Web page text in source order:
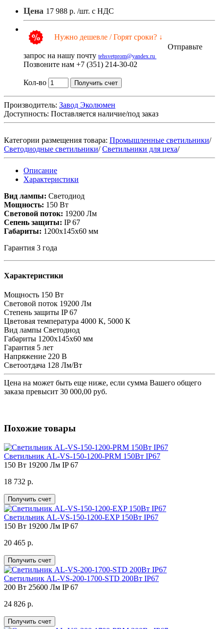
Цена 17 988 р. /шт. с НДС
Нужно дешевле / Горят сроки? ↓
Отправьте
запрос на нашу почту tehsvetprom@yandex.ru
Позвоните нам +7 (351) 214-30-02
Кол-во Получить счет
Производитель: Завод Эколюмен
Доступность: Поставляется наличие/под заказ
Категории размещения товара: Промышленные светильники/
Светодиодные светильники/Светильники для цеха/
Описание
Характеристики
Вид лампы: Светодиод
Мощность: 150 Вт
Световой поток: 19200 Лм
Сепень защиты: IP 67
Габариты: 1200x145x60 мм
Гарантия 3 года
Характеристики
Мощность 150 Вт
Световой поток 19200 Лм
Степень защиты IP 67
Цветовая температура 4000 К, 5000 К
Вид лампы Светодиод
Габариты 1200x145x60 мм
Гарантия 5 лет
Напряжение 220 В
Светоотдача 128 Лм/Вт
Цена на может быть еще ниже, если сумма Вашего общего
заказа превысит 30 000,00 руб.
Похожие товары
Светильник AL-VS-150-1200-PRM 150Вт IP67
150 Вт 19200 Лм IP 67
18 732 р.
Получить счет
Светильник AL-VS-150-1200-EXP 150Вт IP67
150 Вт 19200 Лм IP 67
20 465 р.
Получить счет
Светильник AL-VS-200-1700-STD 200Вт IP67
200 Вт 25600 Лм IP 67
24 826 р.
Получить счет